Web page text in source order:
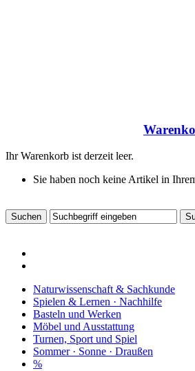
Ihr Warenkorb ist derzeit leer.
Sie haben noch keine Artikel in
Naturwissenschaft & Sachkunde
Spielen & Lernen · Nachhilfe
Basteln und Werken
Möbel und Ausstattung
Turnen, Sport und Spiel
Sommer · Sonne · Draußen
%